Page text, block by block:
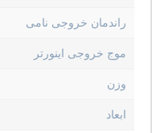
راندمان خروجی نامی
موج خروجی اینورتر
وزن
ابعاد